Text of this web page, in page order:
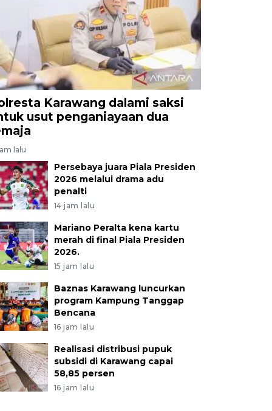
Karawang dalami saksi
usut penganiayaan dua
lalu
Persebaya juara Piala Presiden
2026 melalui drama adu
penalti
14 jam lalu
Mariano Peralta kena kartu
merah di final Piala Presiden
2026.
15 jam lalu
Baznas Karawang luncurkan
program Kampung Tanggap
Bencana
16 jam lalu
Realisasi distribusi pupuk
subsidi di Karawang capai
58,85 persen
16 jam lalu